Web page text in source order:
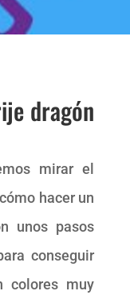
dragón
mirar el
hacer un
unos pasos
conseguir
colores muy